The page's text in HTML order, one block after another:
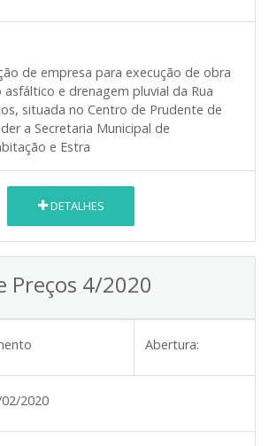
de empresa para execução de obra
e drenagem pluvial da Rua
situada no Centro de Prudente de
a Secretaria Municipal de
e Estra
DETALHES
Preços 4/2020
Abertura:
2020